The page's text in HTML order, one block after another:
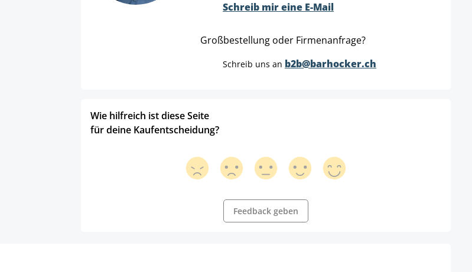
Schreib mir eine E-Mail
Großbestellung oder Firmenanfrage?
Schreib uns an b2b@barhocker.ch
Wie hilfreich ist diese Seite
für deine Kaufentscheidung?
Feedback geben